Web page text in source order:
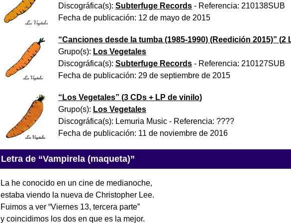
Discográfica(s): Subterfuge Records - Referencia: 210138SUB
Fecha de publicación: 12 de mayo de 2015
“Canciones desde la tumba (1985-1990) (Reedición 2015)” (2
Grupo(s): Los Vegetales
Discográfica(s): Subterfuge Records - Referencia: 210127SUB
Fecha de publicación: 29 de septiembre de 2015
“ Los Vegetales” (3 CDs + LP de vinilo)
Grupo(s): Los Vegetales
Discográfica(s): Lemuria Music - Referencia: ????
Fecha de publicación: 11 de noviembre de 2016
Letra de “Vampirela (maqueta)”
La he conocido en un cine de medianoche,
estaba viendo la nueva de Christopher Lee.
Fuimos a ver “Viernes 13, tercera parte”
y coincidimos los dos en que es la mejor.